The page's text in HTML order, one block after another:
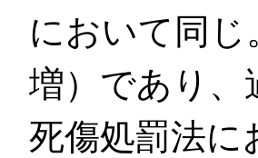
において同じ
増）であり、
死傷処罰法に